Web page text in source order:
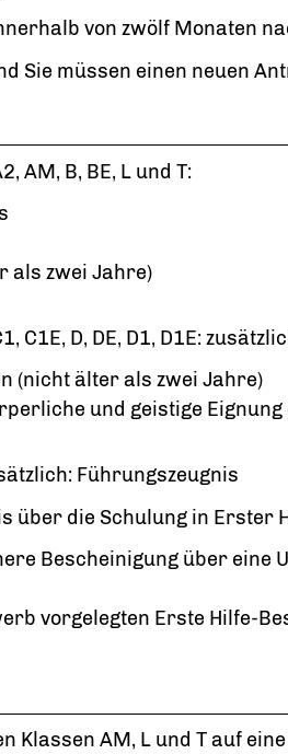
von zwölf Monaten
Sie müssen einen neuen
AM, B, BE, L und T:
als zwei Jahre)
C1E, D, DE, D1, D1E:
(nicht älter als zwei Jahre)
und geistige
Führungszeugnis
über die Schulung in Erster
Bescheinigung über eine
vorgelegten Erste Hilfe-
AM, L und T auf